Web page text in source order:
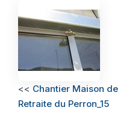
<< Chantier Maison de
Retraite du Perron_15